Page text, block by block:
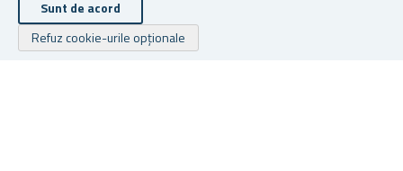
Sunt de acord
Refuz cookie-urile opționale
★★★★★
★★★★★